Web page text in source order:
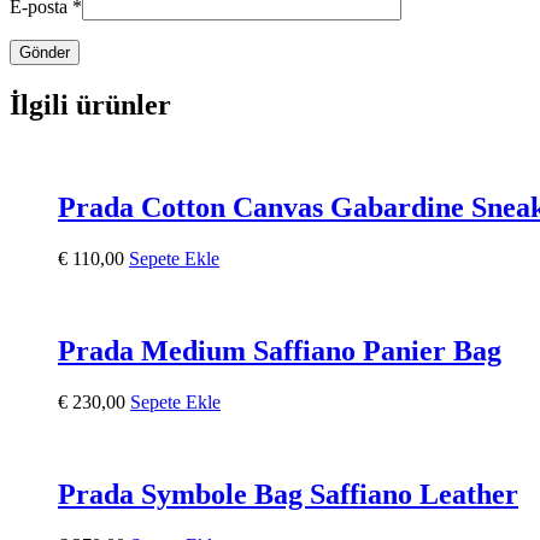
E-posta *
İlgili ürünler
Prada Cotton Canvas Gabardine
€ 110,00 Sepete Ekle
Prada Medium Saffiano Panier Bag
€ 230,00 Sepete Ekle
Prada Symbole Bag Saffiano Leather